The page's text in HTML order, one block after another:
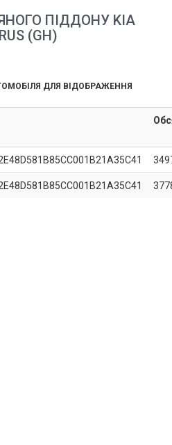
ПІДДОНУ KIA
(GH)
ДЛЯ ВІДОБРАЖЕННЯ